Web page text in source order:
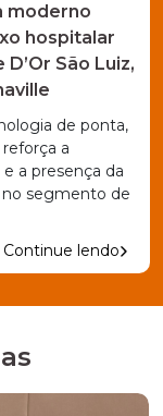
moderno
hospitalar
D’Or São Luiz,
de ponta,
a
a presença da
segmento de
Continue lendo